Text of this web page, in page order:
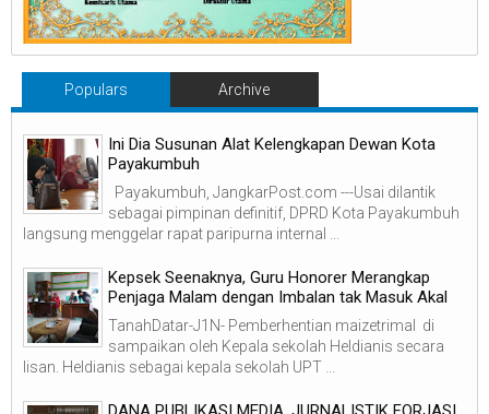
Populars Archive
Ini Dia Susunan Alat Kelengkapan Dewan Kota
Payakumbuh
Payakumbuh, JangkarPost.com ---Usai dilantik
sebagai pimpinan definitif, DPRD Kota Payakumbuh
langsung menggelar rapat paripurna internal ...
Kepsek Seenaknya, Guru Honorer Merangkap
Penjaga Malam dengan Imbalan tak Masuk Akal
TanahDatar-J1N- Pemberhentian maizetrimal di
sampaikan oleh Kepala sekolah Heldianis secara
lisan. Heldianis sebagai kepala sekolah UPT ...